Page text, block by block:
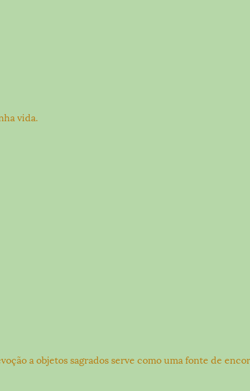
vida.
a objetos sagrados serve como uma fonte de